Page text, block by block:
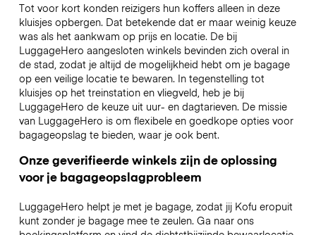
Tot voor kort konden reizigers hun koffers alleen in deze
kluisjes opbergen. Dat betekende dat er maar weinig keuze
was als het aankwam op prijs en locatie. De bij
LuggageHero aangesloten winkels bevinden zich overal in
de stad, zodat je altijd de mogelijkheid hebt om je bagage
op een veilige locatie te bewaren. In tegenstelling tot
kluisjes op het treinstation en vliegveld, heb je bij
LuggageHero de keuze uit uur- en dagtarieven. De missie
van LuggageHero is om flexibele en goedkope opties voor
bagageopslag te bieden, waar je ook bent.
Onze geverifieerde winkels zijn de oplossing
voor je bagageopslagprobleem
LuggageHero helpt je met je bagage, zodat jij Kofu eropuit
kunt zonder je bagage mee te zeulen. Ga naar ons